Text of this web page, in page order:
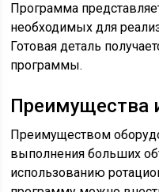
Программа
необходимых для
Готовая деталь
программы.
Преимущества
Преимуществом
выполнения больших
использованию